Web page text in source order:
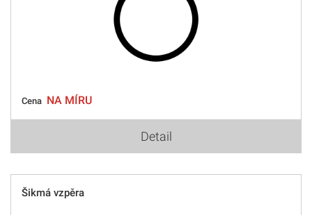
Cena NA MÍRU
Detail
Šikmá vzpěra